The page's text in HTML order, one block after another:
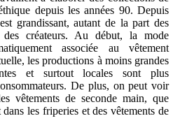
depuis les années 90. Depuis
grandissant, autant de la part des
des créateurs. Au début, la mode
associée au vêtement
les productions à moins grandes
et surtout locales sont plus
De plus, on peut voir
vêtements de seconde main, que
les friperies et des vêtements de